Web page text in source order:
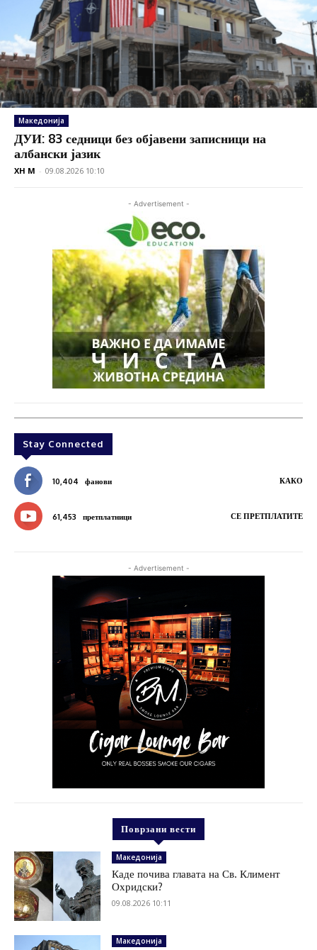
Македонија
ДУИ: 83 седници без објавени записници на
албански јазик
XH M - 09.08.2026 10:10
- Advertisement -
Stay Connected
10,404 фанови КАКО
61,453 претплатници СЕ ПРЕТПЛАТИТЕ
- Advertisement -
Поврзани вести
Македонија
Каде почива главата на Св. Климент
Охридски?
09.08.2026 10:11
Македонија